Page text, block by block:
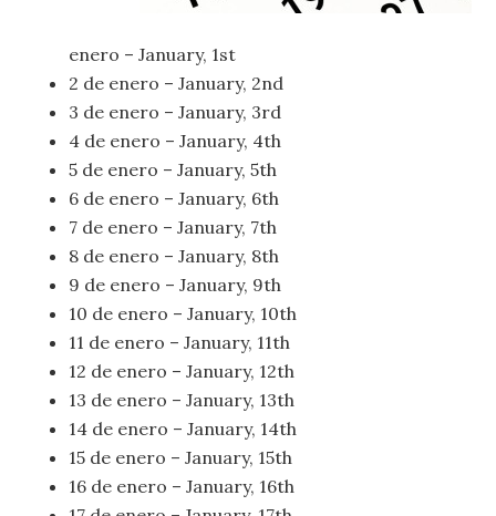
enero – January, 1st
2 de enero – January, 2nd
3 de enero – January, 3rd
4 de enero – January, 4th
5 de enero – January, 5th
6 de enero – January, 6th
7 de enero – January, 7th
8 de enero – January, 8th
9 de enero – January, 9th
10 de enero – January, 10th
11 de enero – January, 11th
12 de enero – January, 12th
13 de enero – January, 13th
14 de enero – January, 14th
15 de enero – January, 15th
16 de enero – January, 16th